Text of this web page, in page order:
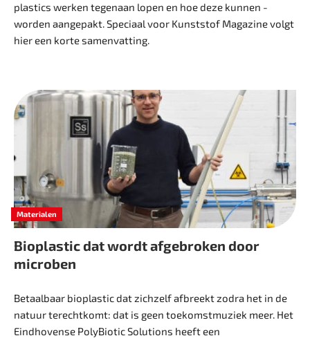
plastics werken tegenaan lopen en hoe deze kunnen ­
worden aangepakt. Speciaal voor Kunststof Magazine volgt
hier een korte samenvatting.
Materialen
Bioplastic dat wordt afgebroken door
microben
Betaalbaar bioplastic dat zichzelf afbreekt zodra het in de
natuur terecht­komt: dat is geen toekomstmuziek meer. Het
Eindhovense PolyBiotic Solutions heeft een